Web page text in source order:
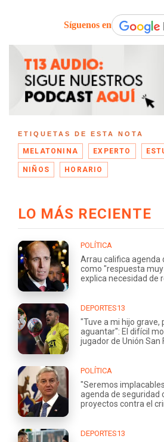
Síguenos en
ETIQUETAS DE ESTA NOTA
MELATONINA EXPERTO
NIÑOS HORARIO
LO MÁS RECIENTE
POLÍTICA
Arrau califica agenda
como "respuesta
explica necesidad de
DEPORTES13
"Tuve a mi hijo grave,
aguantar": El difícil
jugador de Unión San
POLÍTICA
"Seremos
agenda de seguridad
proyectos contra el
DEPORTES13